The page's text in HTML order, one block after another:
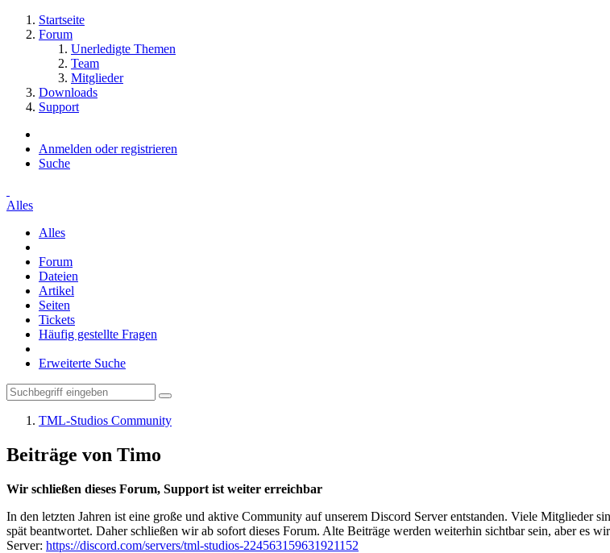
Startseite
Forum
Unerledigte Themen
Team
Mitglieder
Downloads
Support
Anmelden oder registrieren
Suche
Alles
Alles
Forum
Dateien
Artikel
Seiten
Tickets
Häufig gestellte Fragen
Erweiterte Suche
TML-Studios Community
Beiträge von Timo
Wir schließen dieses Forum, Support ist weiter erreichbar
In den letzten Jahren ist eine große und aktive Community auf unserem Discord Server entstanden. Viele Mitglieder
spät beantwortet. Daher schließen wir ab sofort dieses Forum. Alte Beiträge werden weiterhin sichtbar sein, aber es
Server: https://discord.com/servers/tml-studios-224563159631921152